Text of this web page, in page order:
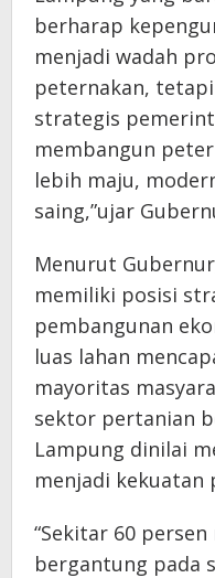
berharap
menjadi wadah
peternakan,
strategis
membangun
lebih maju,
saing,”ujar
Menurut
memiliki posisi
pembangunan
luas lahan
mayoritas
sektor pertanian
Lampung dinilai
menjadi kekuatan
“Sekitar 60
bergantung pada